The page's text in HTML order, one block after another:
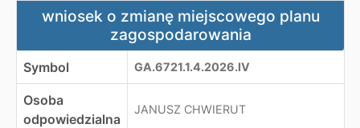
wniosek o zmianę miejscowego planu
wniosek o zmianę miejscowego planu
zagospodarowania
Symbol GA.6721.1.4.2026.IV
Osoba
odpowiedzialna
JANUSZ CHWIERUT